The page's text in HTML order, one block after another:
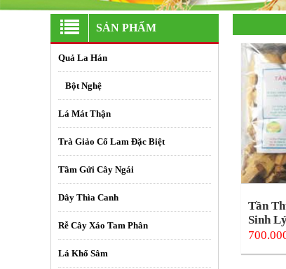
SẢN PHẨM
Quả La Hán
Bột Nghệ
Lá Mát Thận
Trà Giảo Cổ Lam Đặc Biệt
Tầm Gửi Cây Ngái
Dây Thìa Canh
Rễ Cây Xáo Tam Phân
Lá Khổ Sâm
Tần
Sinh